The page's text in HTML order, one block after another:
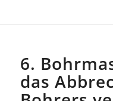
6.
das